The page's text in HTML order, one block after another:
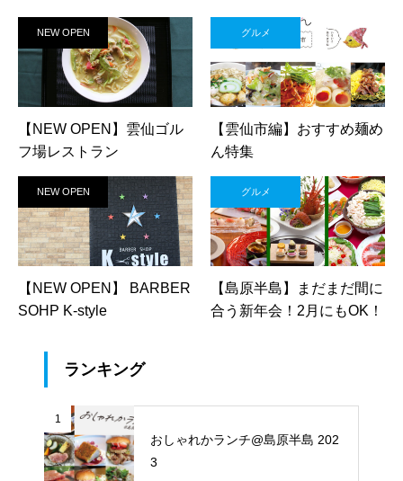
NEW OPEN
【NEW OPEN】雲仙ゴル
フ場レストラン
グルメ
【雲仙市編】おすすめ麺め
ん特集
NEW OPEN
【NEW OPEN】 BARBER
SOHP K-style
グルメ
【島原半島】まだまだ間に
合う新年会！2月にもOK！
ランキング
1
おしゃれかランチ@島原半島 202
3